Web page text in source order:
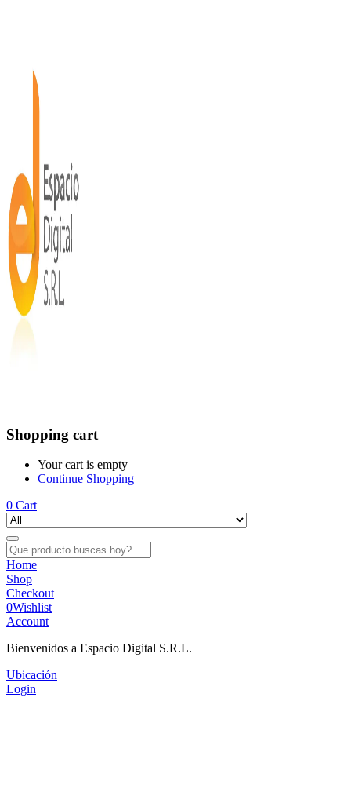
Shopping cart
Your cart is empty
Continue Shopping
0 Cart
Home
Shop
Checkout
0Wishlist
Account
Bienvenidos a Espacio Digital S.R.L.
Ubicación
Login